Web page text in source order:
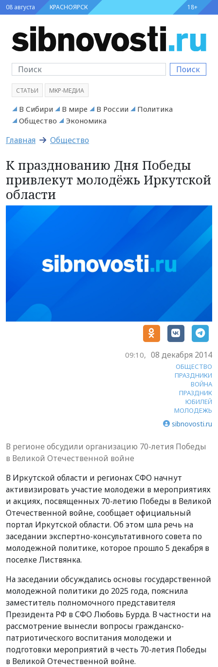
08 августа КРАСНОЯРСК 18+
Поиск
СТАТЬИ МКР-МЕДИА
В Сибири В мире В России
Политика
Общество
Экономика
Главная Общество
К празднованию Дня Победы
привлекут молодёжь Иркутской
области
09:10, 08 декабря 2014
ОБЩЕСТВО
ПРАЗДНИКИ
ВОЙНА
ПРАЗДНИК
ЮБИЛЕЙ
МОЛОДЕЖЬ
sibnovosti.ru
В регионе обсудили организацию 70-летия Победы
в Великой Отечественной войне
В Иркутской области и регионах СФО начнут
активизировать участие молодежи в мероприятиях
и акциях, посвященных 70-летию Победы в Великой
Отечественной войне, сообщает официальный
портал Иркутской области. Об этом шла речь на
заседании экспертно-консультативного совета по
молодежной политике, которое прошло 5 декабря в
поселке Листвянка.
На заседании обсуждались основы государственной
молодежной политики до 2025 года, пояснила
заместитель полномочного представителя
Президента РФ в СФО Любовь Бурда. В частности на
рассмотрение вынесли вопросы гражданско-
патриотического воспитания молодежи и
подготовки мероприятий в честь 70-летия Победы
в Великой Отечественной войне.